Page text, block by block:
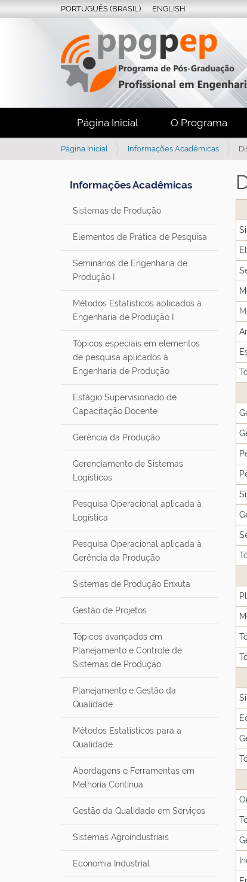
PORTUGUÊS (BRASIL) ENGLISH
Página Inicial O Programa
V
Página Inicial Informações Acadêmicas
Informações Acadêmicas
Sistemas de Produção
Elementos de Prática de Pesquisa
Seminários de Engenharia de
Produção I
Métodos Estatísticos aplicados à
Engenharia de Produção I
Tópicos especiais em elementos
de pesquisa aplicados à
Engenharia de Produção
Estágio Supervisionado de
Capacitação Docente
Gerência da Produção
Gerenciamento de Sistemas
Logísticos
Pesquisa Operacional aplicada à
Logística
Pesquisa Operacional aplicada à
Gerência da Produção
Sistemas de Produção Enxuta
Gestão de Projetos
Tópicos avançados em
Planejamento e Controle de
Sistemas de Produção
Planejamento e Gestão da
Qualidade
Métodos Estatísticos para a
Qualidade
Abordagens e Ferramentas em
Melhoria Contínua
Gestão da Qualidade em Serviços
Sistemas Agroindustriais
Economia Industrial